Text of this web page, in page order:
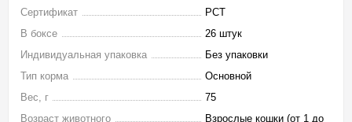
Сертификат
РСТ
В боксе
26 штук
Индивидуальная упаковка
Без упаковки
Тип корма
Основной
Вес, г
75
Возраст животного
Взрослые кошки (от 1 до